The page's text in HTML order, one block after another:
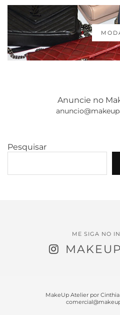
Anuncie no
Pesquisar
ME SIGA NO
MakeUp Atelier por